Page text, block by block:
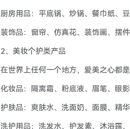
厨房用品：平底锅、炒锅、餐巾纸、
装饰品：窗帘、仿真花、装饰画、摆件
2、美妆个护类产品
在世界上任何一个地方，爱美之心都
化妆品：隔离霜、粉底液、眉笔、眼
护肤品：爽肤水、洗面奶、面膜、精
洗护用品：洗发水、护发素、沐浴露、